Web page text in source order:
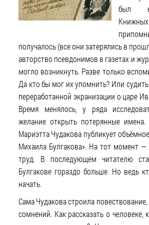
был
получалось (все они затерялись в
авторство псевдонимов в газетах и
могло возникнуть. Разве только
Да кто бы мог их упомнить? Или
переработанной экранизации о царе
Время менялось, у ряда
желание открыть потерянные
Мариэтта Чудакова публикует
Михаила Булгакова». На тот момент —
труд. В последующем читателю
Булгакове гораздо больше. Но ведь
начать.
Сама Чудакова строила
сомнений. Как рассказать о человеке,